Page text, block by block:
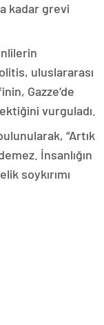
kadar grevi
uluslararası
Gazze’de
vurguladı.
“Artık
İnsanlığın
soykırımı